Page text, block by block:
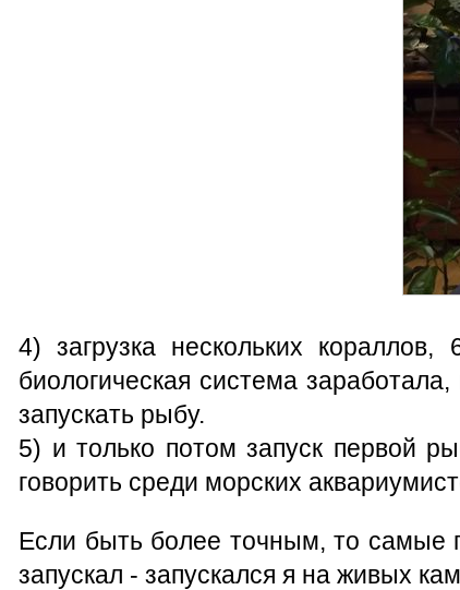
4) загрузка нескольких
биологическая система
запускать рыбу.
5) и только потом запуск первой
говорить среди морских
Если быть более точным, то самые
запускал - запускался я на живых